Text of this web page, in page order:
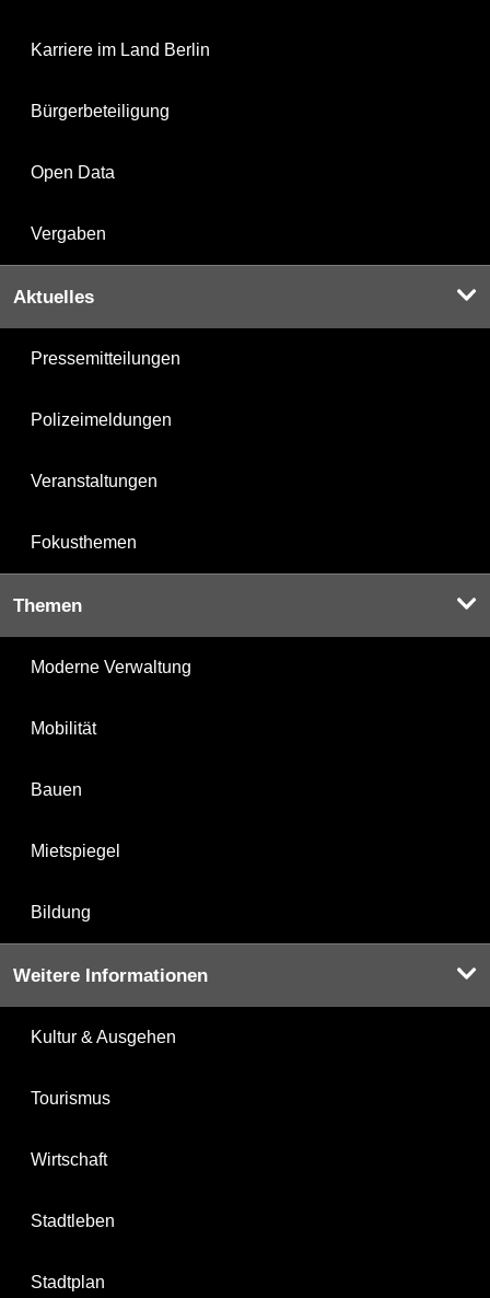
Karriere im Land Berlin
Bürgerbeteiligung
Open Data
Vergaben
Aktuelles
Pressemitteilungen
Polizeimeldungen
Veranstaltungen
Fokusthemen
Themen
Moderne Verwaltung
Mobilität
Bauen
Mietspiegel
Bildung
Weitere Informationen
Kultur & Ausgehen
Tourismus
Wirtschaft
Stadtleben
Stadtplan